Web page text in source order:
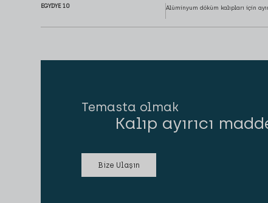
EGYDYE 10 Alüminyum döküm kalıpları için
Temasta olmak
Kalıp ayırıcı
Bize Ulaşın